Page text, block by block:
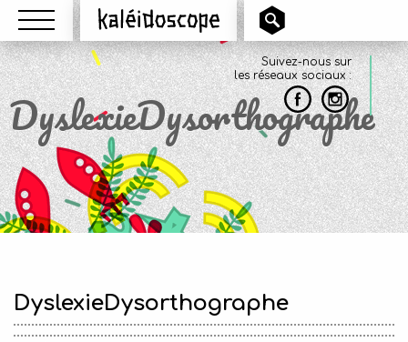
Menu Kaléidoscope
Suivez-nous sur
les réseaux sociaux :
DyslexieDysorthographe
DyslexieDysorthographe